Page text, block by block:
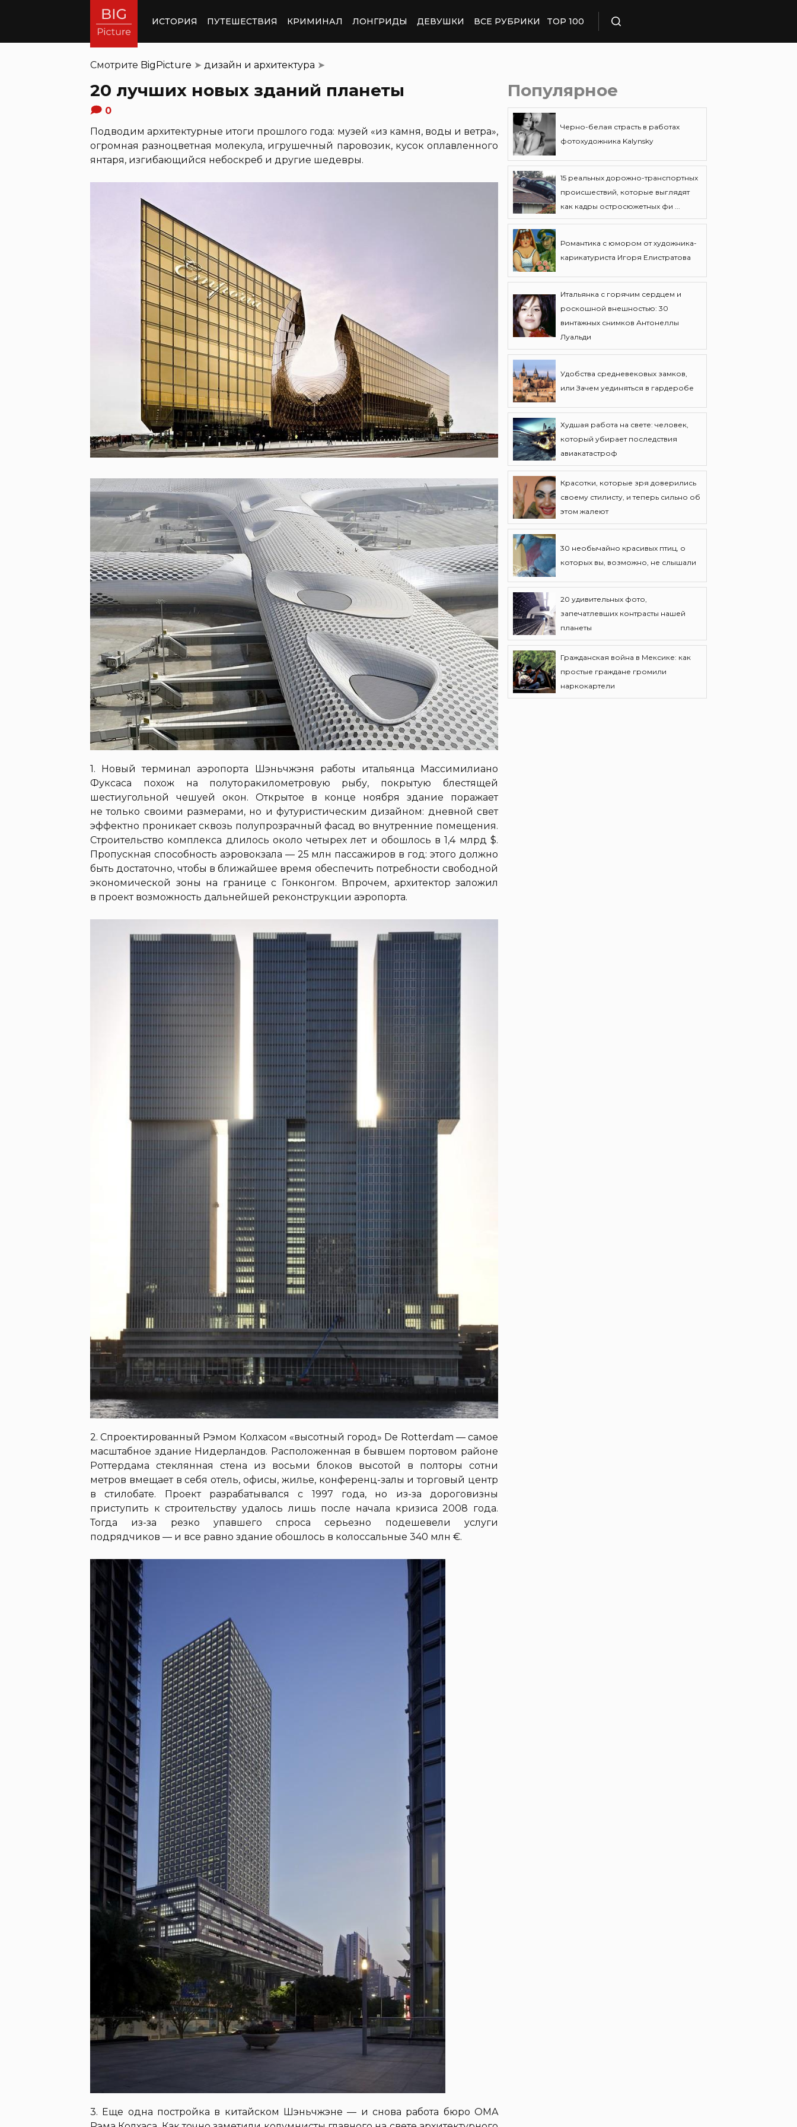
ИСТОРИЯ ПУТЕШЕСТВИЯ КРИМИНАЛ ЛОНГРИДЫ ДЕВУШКИ ВСЕ РУБРИКИ TOP 100
Смотрите BigPicture ➤ дизайн и архитектура ➤
20 лучших новых зданий планеты
0
Подводим архитектурные итоги прошлого года: музей «из камня, воды и ветра»,
огромная разноцветная молекула, игрушечный паровозик, кусок оплавленного
янтаря, изгибающийся небоскреб и другие шедевры.
1. Новый терминал аэропорта Шэньчжэня работы итальянца Массимилиано
Фуксаса похож на полуторакилометровую рыбу, покрытую блестящей
шестиугольной чешуей окон. Открытое в конце ноября здание поражает
не только своими размерами, но и футуристическим дизайном: дневной свет
эффектно проникает сквозь полупрозрачный фасад во внутренние помещения.
Строительство комплекса длилось около четырех лет и обошлось в 1,4 млрд $.
Пропускная способность аэровокзала — 25 млн пассажиров в год: этого должно
быть достаточно, чтобы в ближайшее время обеспечить потребности свободной
экономической зоны на границе с Гонконгом. Впрочем, архитектор заложил
в проект возможность дальнейшей реконструкции аэропорта.
2. Спроектированный Рэмом Колхасом «высотный город» De Rotterdam — самое
масштабное здание Нидерландов. Расположенная в бывшем портовом районе
Роттердама стеклянная стена из восьми блоков высотой в полторы сотни
метров вмещает в себя отель, офисы, жилье, конференц-залы и торговый центр
в стилобате. Проект разрабатывался с 1997 года, но из-за дороговизны
приступить к строительству удалось лишь после начала кризиса 2008 года.
Тогда из-за резко упавшего спроса серьезно подешевели услуги
подрядчиков — и все равно здание обошлось в колоссальные 340 млн €.
3. Еще одна постройка в китайском Шэньчжэне — и снова работа бюро OMA
Популярное
Черно-белая страсть в работах
фотохудожника Kalynsky
15 реальных дорожно-транспортных
происшествий, которые выглядят
как кадры остросюжетных фи ...
Романтика с юмором от художника-
карикатуриста Игоря Елистратова
Итальянка с горячим сердцем и
роскошной внешностью: 30
винтажных снимков Антонеллы
Луальди
Удобства средневековых замков,
или Зачем уединяться в гардеробе
Худшая работа на свете: человек,
который убирает последствия
авиакатастроф
Красотки, которые зря доверились
своему стилисту, и теперь сильно об
этом жалеют
30 необычайно красивых птиц, о
которых вы, возможно, не слышали
20 удивительных фото,
запечатлевших контрасты нашей
планеты
Гражданская война в Мексике: как
простые граждане громили
наркокартели